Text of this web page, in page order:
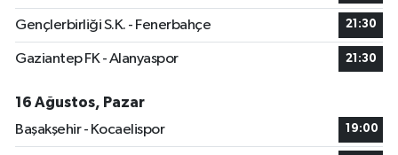
Gençlerbirliği S.K. - Fenerbahçe 21:30
Gaziantep FK - Alanyaspor 21:30
16 Ağustos, Pazar
Başakşehir - Kocaelispor
19:00